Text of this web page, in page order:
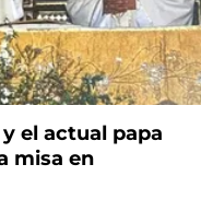
el actual papa
misa en